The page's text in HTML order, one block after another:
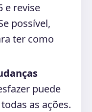
e revise
possível,
ter como
puede
as ações.